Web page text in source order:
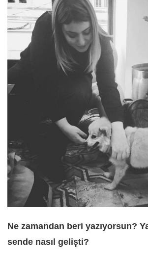
Ne zamandan beri yazıyorsun?
sende nasıl gelişti?